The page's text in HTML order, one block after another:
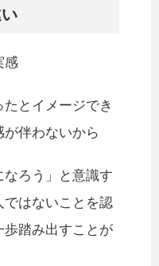
感
とイメージでき
伴わないから
ろう」と意識す
ではないことを認
踏み出すことが